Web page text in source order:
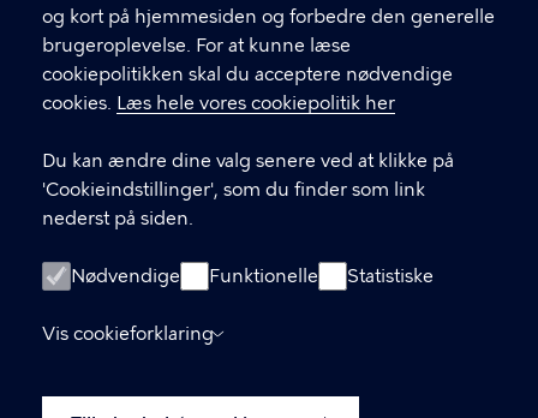
og kort på hjemmesiden og forbedre den generelle
brugeroplevelse. For at kunne læse
cookiepolitikken skal du acceptere nødvendige
cookies. Læs hele vores cookiepolitik her
Du kan ændre dine valg senere ved at klikke på
'Cookieindstillinger', som du finder som link
nederst på siden.
Nødvendige Funktionelle Statistiske
Vis cookieforklaring
LINKS
Om os
Centrets åbningstider
e-Vejledning
Copenhagen Skills
UnoUng login
Cookiepolitik